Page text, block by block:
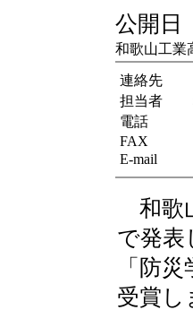
公開日
和歌山工業
連絡先
担当者
電話
FAX
E-mail
和歌
で発表
「防
受賞し